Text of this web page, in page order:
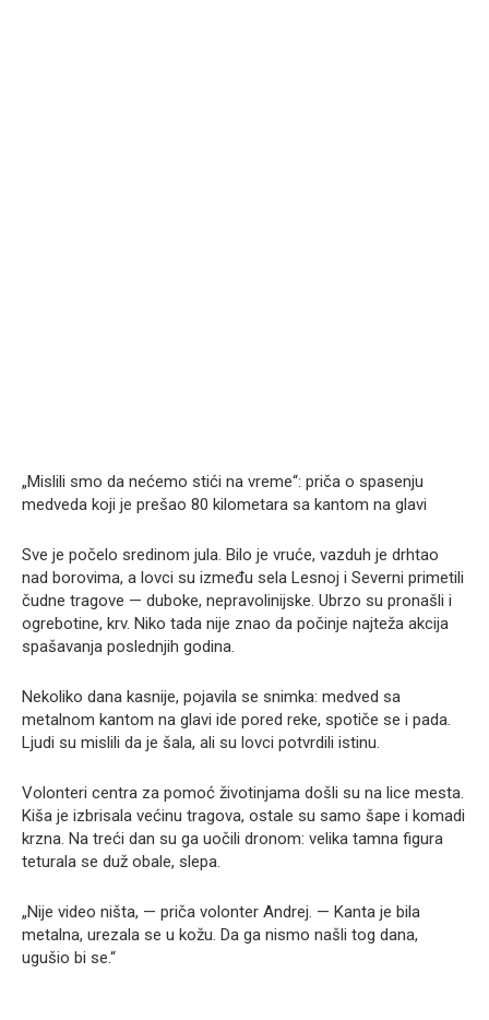
„Mislili smo da nećemo stići na vreme“: priča o spasenju
medveda koji je prešao 80 kilometara sa kantom na glavi
Sve je počelo sredinom jula. Bilo je vruće, vazduh je drhtao
nad borovima, a lovci su između sela Lesnoj i Severni primetili
čudne tragove — duboke, nepravolinijske. Ubrzo su pronašli i
ogrebotine, krv. Niko tada nije znao da počinje najteža akcija
spašavanja poslednjih godina.
Nekoliko dana kasnije, pojavila se snimka: medved sa
metalnom kantom na glavi ide pored reke, spotiče se i pada.
Ljudi su mislili da je šala, ali su lovci potvrdili istinu.
Volonteri centra za pomoć životinjama došli su na lice mesta.
Kiša je izbrisala većinu tragova, ostale su samo šape i komadi
krzna. Na treći dan su ga uočili dronom: velika tamna figura
teturala se duž obale, slepa.
„Nije video ništa, — priča volonter Andrej. — Kanta je bila
metalna, urezala se u kožu. Da ga nismo našli tog dana,
ugušio bi se.“